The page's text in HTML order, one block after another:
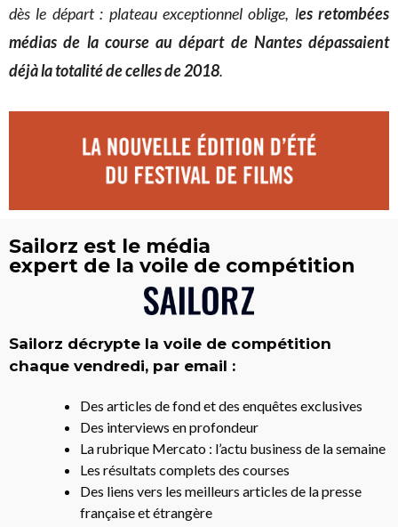
dès le départ : plateau exceptionnel oblige, les retombées
médias de la course au départ de Nantes dépassaient
déjà la totalité de celles de 2018.
Sailorz est le média
expert de la voile de compétition
Sailorz décrypte la voile de compétition
chaque vendredi, par email :
Des articles de fond et des enquêtes exclusives
Des interviews en profondeur
La rubrique Mercato : l’actu business de la semaine
Les résultats complets des courses
Des liens vers les meilleurs articles de la presse
française et étrangère